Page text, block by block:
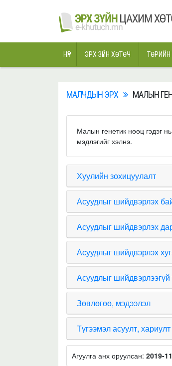
НҮҮР ЭРХ ЗҮЙН ХӨТӨЧ ТӨРИЙН
МАЛЧДЫН ЭРХ МАЛЫН
Малын генетик нөөц гэдэг
мэдлэгийг хэлнэ.
Хуулийн зохицуулалт
Асуудлыг шийдвэрлэх
Асуудлыг шийдвэрлэх
Асуудлыг шийдвэрлэх
Асуудлыг
Зөвлөгөө, мэдээлэл
Түгээмэл асуулт,
Агуулга анх оруулсан: 2019-